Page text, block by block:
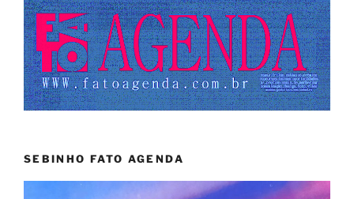
SEBINHO FATO AGENDA